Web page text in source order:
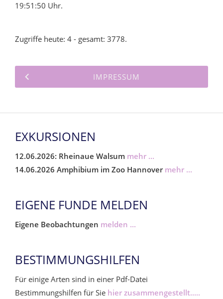
19:51:50 Uhr.
Zugriffe heute: 4 - gesamt: 3778.
IMPRESSUM
EXKURSIONEN
12.06.2026: Rheinaue Walsum mehr ...
14.06.2026 Amphibium im Zoo Hannover mehr ...
EIGENE FUNDE MELDEN
Eigene Beobachtungen melden ...
BESTIMMUNGSHILFEN
Für einige Arten sind in einer Pdf-Datei
Bestimmungshilfen für Sie hier zusammengestellt.....